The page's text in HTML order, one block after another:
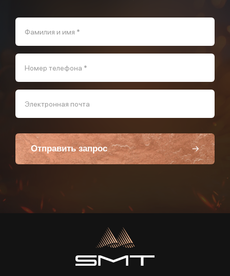
Фамилия и имя *
Номер телефона *
Электронная почта
Отправить запрос
Пользуясь данной формой вы соглашаетесь с политикой компании